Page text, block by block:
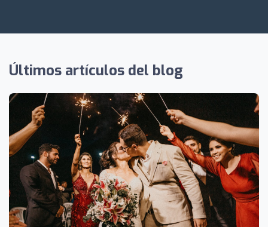
Últimos artículos del blog